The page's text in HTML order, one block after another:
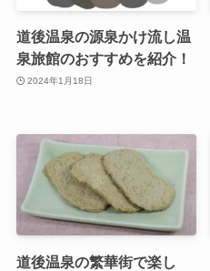
道後温泉の源泉かけ流し温
泉旅館のおすすめを紹介！
2024年1月18日
道後温泉の繁華街で楽し